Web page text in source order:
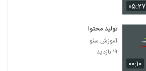
۰۵:۲۷
۰۰:۱۰
تولید محتوا
آموزش سئو
۱۹ بازدید